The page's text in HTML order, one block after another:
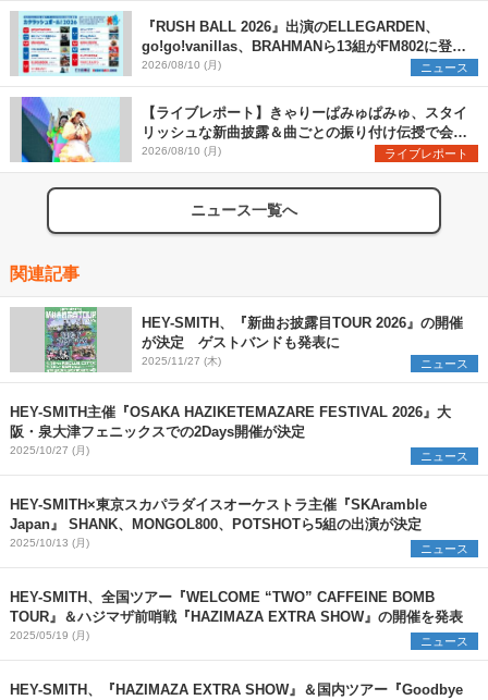
『RUSH BALL 2026』出演のELLEGARDEN、
go!go!vanillas、BRAHMANら13組がFM802に登
場、他出演アーティストの“渾身の1曲”をセレクト
2026/08/10 (月) ニュース
【ライブレポート】きゃりーぱみゅぱみゅ、スタイ
リッシュな新曲披露＆曲ごとの振り付け伝授で会場
を盛り上げまくる！＜LuckyFes’26＞
2026/08/10 (月) ライブレポート
ニュース一覧へ
関連記事
HEY-SMITH、『新曲お披露目TOUR 2026』の開催
が決定 ゲストバンドも発表に
2025/11/27 (木) ニュース
HEY-SMITH主催『OSAKA HAZIKETEMAZARE FESTIVAL 2026』大
阪・泉大津フェニックスでの2Days開催が決定
2025/10/27 (月) ニュース
HEY-SMITH×東京スカパラダイスオーケストラ主催『SKAramble
Japan』 SHANK、MONGOL800、POTSHOTら5組の出演が決定
2025/10/13 (月) ニュース
HEY-SMITH、全国ツアー『WELCOME “TWO” CAFFEINE BOMB
TOUR』＆ハジマザ前哨戦『HAZIMAZA EXTRA SHOW』の開催を発表
2025/05/19 (月) ニュース
HEY-SMITH、『HAZIMAZA EXTRA SHOW』＆国内ツアー『Goodbye